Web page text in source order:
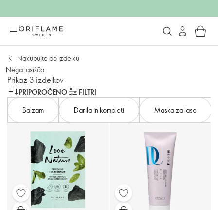
Nakupujte po izdelku
Nega lasišča
Prikaz 3 izdelkov
PRIPOROČENO
FILTRI
Balzam
Darila in kompleti Maska za lase